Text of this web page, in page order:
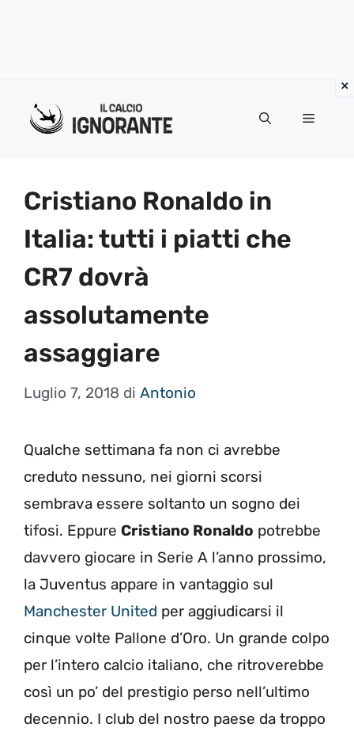
Menu
Cristiano Ronaldo in
Italia: tutti i piatti che
CR7 dovrà
assolutamente
assaggiare
Luglio 7, 2018 di Antonio
Qualche settimana fa non ci avrebbe
creduto nessuno, nei giorni scorsi
sembrava essere soltanto un sogno dei
tifosi. Eppure Cristiano Ronaldo potrebbe
davvero giocare in Serie A l’anno prossimo,
la Juventus appare in vantaggio sul
Manchester United per aggiudicarsi il
cinque volte Pallone d’Oro. Un grande colpo
per l’intero calcio italiano, che ritroverebbe
così un po’ del prestigio perso nell’ultimo
decennio. I club del nostro paese da troppo